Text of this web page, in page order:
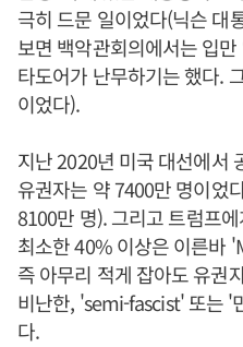
극히 드문 일이었다(닉슨 대
보면 백악관회의에서는 입
타도어가 난무하기는 했다.
이었다).
지난 2020년 미국 대선에서
유권자는 약 7400만 명이었
8100만 명). 그리고 트럼프
최소한 40% 이상은 이른바
즉 아무리 적게 잡아도 유권
비난한, 'semi-fascist' 또는 '
다.